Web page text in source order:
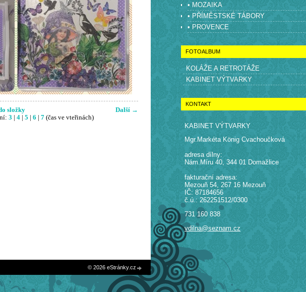
Další →
složky
3 4 5 6 7 (čas ve vteřinách)
• MOZAIKA
• PŘÍMĚSTSKÉ TÁBORY
• PROVENCE
FOTOALBUM
KOLÁŽE A RETROTÁŽE
KABINET VÝTVARKY
KONTAKT
KABINET VÝTVARKY
Mgr.Markéta König Cvachoučková
adresa dílny:
Nám.Míru 40, 344 01 Domažlice
fakturační adresa:
Mezouň 54, 267 16 Mezouň
IČ: 87184656
č.ú.: 262251512/0300
731 160 838
vdilna@seznam.cz
© 2026 eStránky.cz